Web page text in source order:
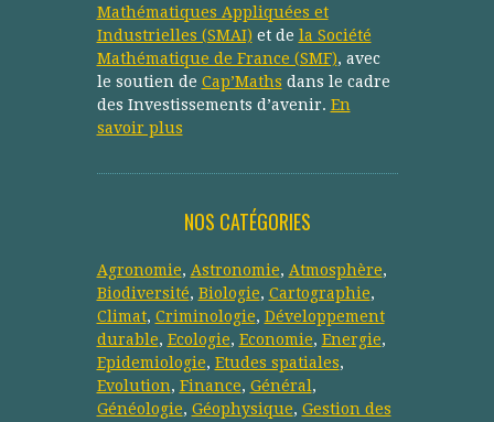
Mathématiques Appliquées et
Industrielles (SMAI) et de la Société
Mathématique de France (SMF), avec
le soutien de Cap’Maths dans le cadre
des Investissements d’avenir. En
savoir plus
NOS CATÉGORIES
Agronomie, Astronomie, Atmosphère,
Biodiversité, Biologie, Cartographie,
Climat, Criminologie, Développement
durable, Ecologie, Economie, Energie,
Epidemiologie, Etudes spatiales,
Evolution, Finance, Général,
Généologie, Géophysique, Gestion des